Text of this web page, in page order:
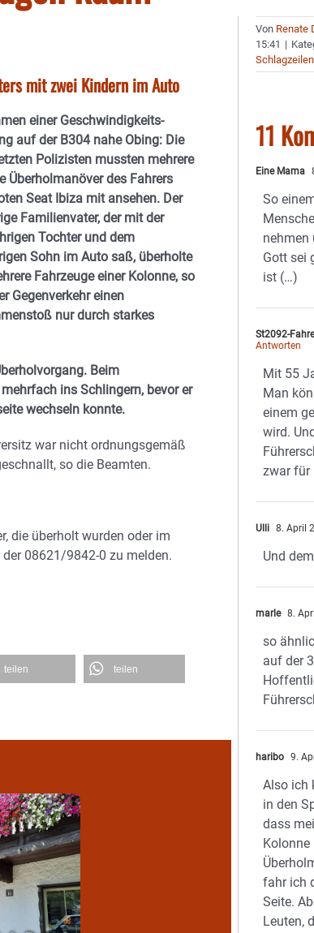
mit zwei Kindern im Auto
einer Geschwindigkeits-
auf der B304 nahe Obing: Die
Polizisten mussten mehrere
Überholmanöver des Fahrers
Seat Ibiza mit ansehen. Der
Familienvater, der mit der
Tochter und dem
Sohn im Auto saß, überholte
Fahrzeuge einer Kolonne, so
Gegenverkehr einen
nur durch starkes
Beim
ins Schlingern, bevor er
wechseln konnte.
war nicht ordnungsgemäß
so die Beamten.
die überholt wurden oder im
der 08621/9842-0 zu melden.
teilen teilen
Von Renate
15:41 |
Schlagzeilen
11
Eine Mama
So
nehmen
Gott sei
ist (…)
St2092-
Antworten
Mit 55
Man
einem
wird.
zwar für
Ulli 8. April
Und
marle 8.
so
auf der
haribo 9.
Also ich
in den
dass
fahr ich
Seite.
Leuten,